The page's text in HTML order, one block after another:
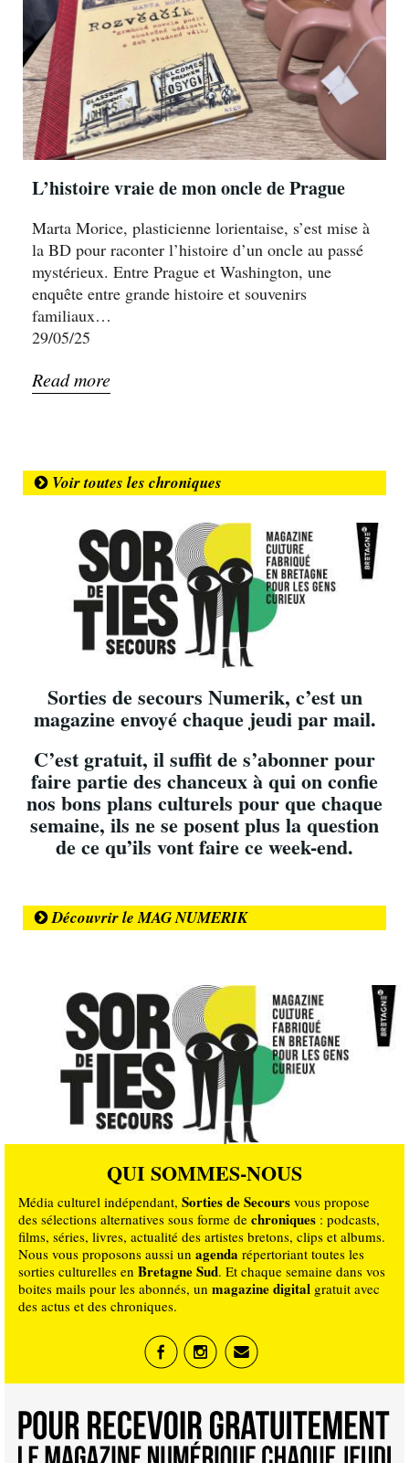
L’histoire vraie de mon oncle de Prague
Marta Morice, plasticienne lorientaise, s’est mise à
la BD pour raconter l’histoire d’un oncle au passé
mystérieux. Entre Prague et Washington, une
enquête entre grande histoire et souvenirs
familiaux…
29/05/25
Read more
Voir toutes les chroniques
Sorties de secours Numerik, c’est un
magazine envoyé chaque jeudi par mail.
C’est gratuit, il suffit de s’abonner pour
faire partie des chanceux à qui on confie
nos bons plans culturels pour que chaque
semaine, ils ne se posent plus la question
de ce qu’ils vont faire ce week-end.
Découvrir le MAG NUMERIK
QUI SOMMES-NOUS
Média culturel indépendant, Sorties de Secours vous propose
des sélections alternatives sous forme de chroniques : podcasts,
films, séries, livres, actualité des artistes bretons, clips et albums.
Nous vous proposons aussi un agenda répertoriant toutes les
sorties culturelles en Bretagne Sud. Et chaque semaine dans vos
boites mails pour les abonnés, un magazine digital gratuit avec
des actus et des chroniques.